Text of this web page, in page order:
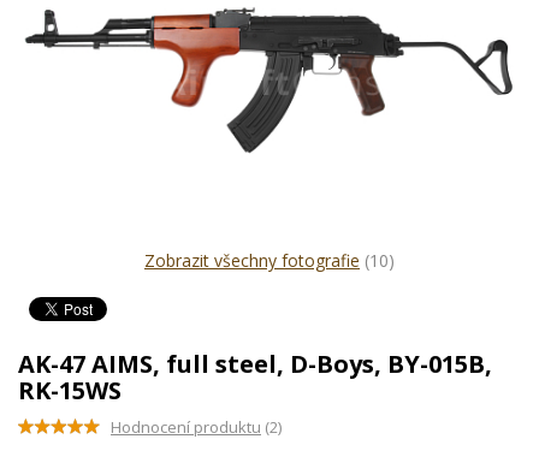
Zobrazit všechny fotografie (10)
AK-47 AIMS, full steel, D-Boys, BY-015B,
RK-15WS
Hodnocení produktu (2)